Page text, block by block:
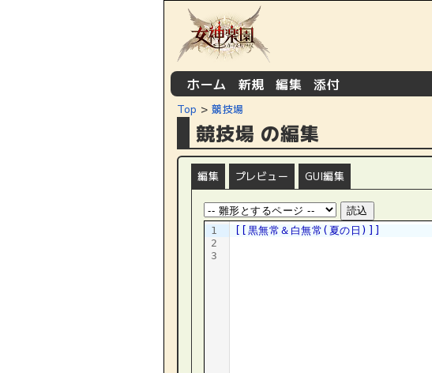
[ホーム 新規 |編集 |添付
Top >競技場
競技場 の編集
編集 プレビュー GUI編集
1
2
3
[[黒無常＆白無常(夏の日)]]